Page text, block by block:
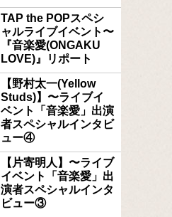
TAP the POPスペシ
ャルライブイベント〜
『音楽愛(ONGAKU
LOVE)』リポート
【野村太一(Yellow
Studs)】〜ライブイ
ベント「音楽愛」出演
者スペシャルインタビ
ュー④
【片寄明人】〜ライブ
イベント「音楽愛」出
演者スペシャルインタ
ビュー③